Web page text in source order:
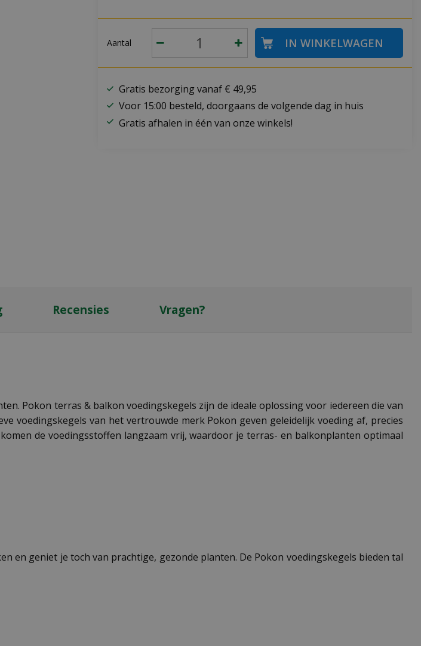
Aantal
Gratis bezorging vanaf € 49,95
Voor 15:00 besteld, doorgaans de volgende dag in huis
Gratis afhalen in één van onze winkels!
Recensies Vragen?
Pokon terras & balkon voedingskegels zijn de ideale oplossing voor iedereen die van
voedingskegels van het vertrouwde merk Pokon geven geleidelijk voeding af, precies
de voedingsstoffen langzaam vrij, waardoor je terras- en balkonplanten optimaal
en geniet je toch van prachtige, gezonde planten. De Pokon voedingskegels bieden tal